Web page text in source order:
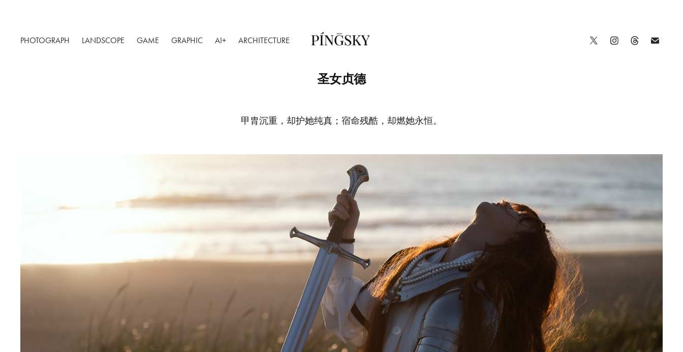
PHOTOGRAPH LANDSCOPE GAME GRAPHIC AI+ ARCHITECTURE
圣女贞德
甲胄沉重，却护她纯真；宿命残酷，却燃她永恒。